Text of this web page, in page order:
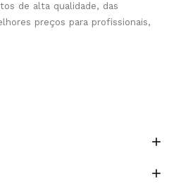
de alta qualidade, das
preços para profissionais,

